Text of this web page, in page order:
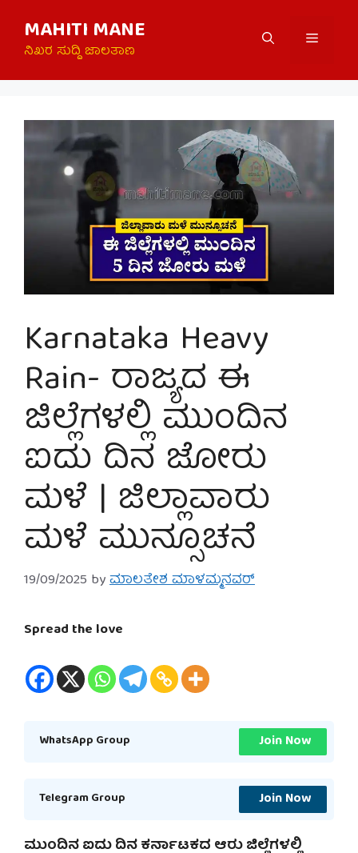
content
MAHITI MANE
ನಿಖರ ಸುದ್ದಿ ಜಾಲತಾಣ
Menu
Karnataka Heavy
Rain- ರಾಜ್ಯದ ಈ
ಜಿಲ್ಲೆಗಳಲ್ಲಿ ಮುಂದಿನ
ಐದು ದಿನ ಜೋರು
ಮಳೆ | ಜಿಲ್ಲಾವಾರು
ಮಳೆ ಮುನ್ಸೂಚನೆ
19/09/2025 byಮಾಲತೇಶ ಮಾಳಮ್ಮನವರ್
Spread the love
WhatsApp Group Join Now
Telegram Group Join Now
ಮುಂದಿನ ಐದು ದಿನ ಕರ್ನಾಟಕದ ಆರು ಜಿಲ್ಲೆಗಳಲ್ಲಿ